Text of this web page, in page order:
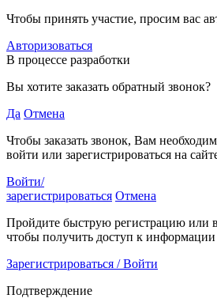
Чтобы принять участие, просим вас
Авторизоваться
В процессе разработки
Вы хотите заказать обратный звонок?
Да Отмена
Чтобы заказать звонок, Вам
войти или зарегистрироваться на
Войти/
зарегистрироваться Отмена
Пройдите быструю регистрацию или
чтобы получить доступ к информации
Зарегистрироваться / Войти
Подтверждение